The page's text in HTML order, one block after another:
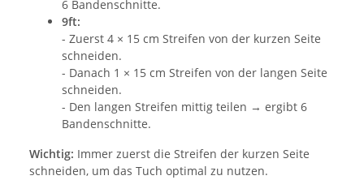
6 Bandenschnitte.
9ft:
- Zuerst 4 × 15 cm Streifen von der kurzen Seite
schneiden.
- Danach 1 × 15 cm Streifen von der langen Seite
schneiden.
- Den langen Streifen mittig teilen → ergibt 6
Bandenschnitte.
Wichtig: Immer zuerst die Streifen der kurzen Seite
schneiden, um das Tuch optimal zu nutzen.